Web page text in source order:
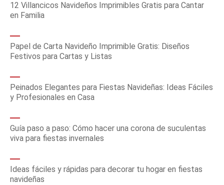
12 Villancicos Navideños Imprimibles Gratis para Cantar
en Familia
Papel de Carta Navideño Imprimible Gratis: Diseños
Festivos para Cartas y Listas
Peinados Elegantes para Fiestas Navideñas: Ideas Fáciles
y Profesionales en Casa
Guía paso a paso: Cómo hacer una corona de suculentas
viva para fiestas invernales
Ideas fáciles y rápidas para decorar tu hogar en fiestas
navideñas